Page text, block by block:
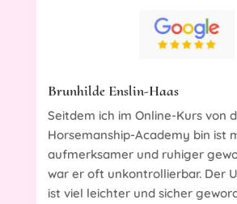
Brunhilde Enslin-Haas
Seitdem ich im Online-Kurs von
Horsemanship-Academy bin ist
aufmerksamer und ruhiger
war er oft unkontrollierbar. Der
ist viel leichter und sicher